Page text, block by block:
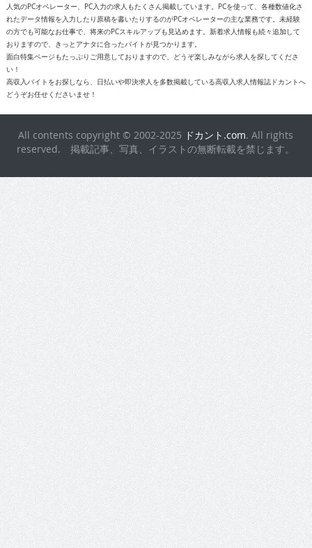
人気のPCオペレーター、PC入力の求人もたくさん掲載しています。PCを使って、各種数値化さ
れたデータ情報を入力したり原稿を書いたりするのがPCオペレーターの主な業務です。未経験
の方でも可能なお仕事で、将来のPCスキルアップも見込めます。新着求人情報も続々追加して
おりますので、きっとアナタに合ったバイトが見つかります。
面白特集ページもたっぷりご用意しておりますので、どうぞ楽しみながら求人を探してくださ
い！
高収入バイトをお探しなら、日払いや即決求人を多数掲載している高収入求人情報誌ドカントへ
どうぞお任せくださいませ！
All contents copyright © 2002-2025 ドカント.com. All rights
reserved. 掲載記事、写真、イラストの無断転載を禁じます。